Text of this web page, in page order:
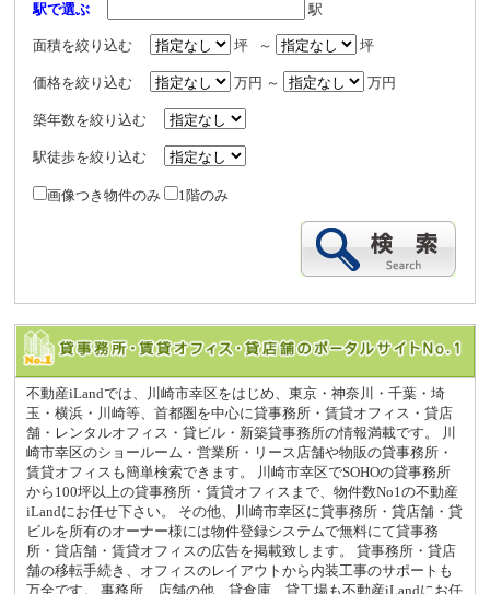
駅で選ぶ
駅
面積を絞り込む 坪 ～ 坪
価格を絞り込む 万円 ～ 万円
築年数を絞り込む
駅徒歩を絞り込む
画像つき物件のみ 1階のみ
不動産iLandでは、川崎市幸区をはじめ、東京・神奈川・千葉・埼
玉・横浜・川崎等、首都圏を中心に貸事務所・賃貸オフィス・貸店
舗・レンタルオフィス・貸ビル・新築貸事務所の情報満載です。 川
崎市幸区のショールーム・営業所・リース店舗や物販の貸事務所・
賃貸オフィスも簡単検索できます。 川崎市幸区でSOHOの貸事務所
から100坪以上の貸事務所・賃貸オフィスまで、物件数No1の不動産
iLandにお任せ下さい。 その他、川崎市幸区に貸事務所・貸店舗・貸
ビルを所有のオーナー様には物件登録システムで無料にて貸事務
所・貸店舗・賃貸オフィスの広告を掲載致します。 貸事務所・貸店
舗の移転手続き、オフィスのレイアウトから内装工事のサポートも
万全です。 事務所、店舗の他、貸倉庫、貸工場も不動産iLandにお任